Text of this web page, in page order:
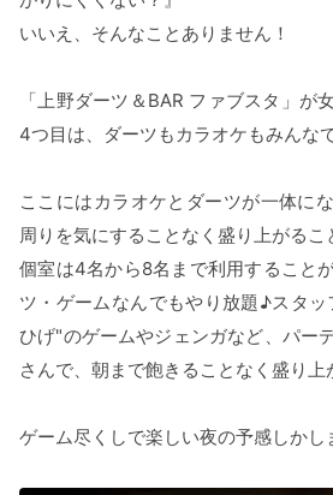
いいえ、そんなことありません！
「上野ダーツ＆BAR ファブスタ」が
4つ目は、ダーツもカラオケもみんな
ここにはカラオケとダーツが一体に
周りを気にすることなく盛り上がるこ
個室は4名から8名まで利用すること
ツ・ゲームなんでもやり放題♪スタ
ひげ"のゲームやジェンガなど、パー
さんで、朝まで飽きることなく盛り上
ゲーム尽くしで楽しい夜の予感しかし